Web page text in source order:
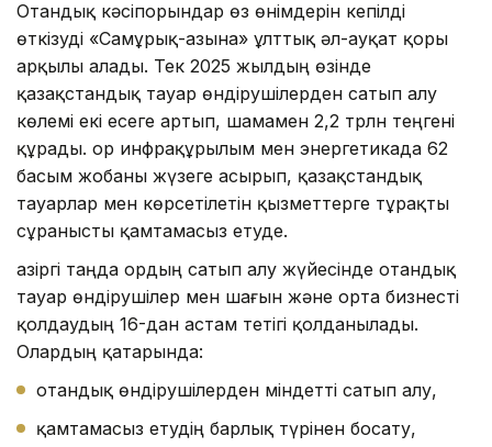
Отандық кәсіпорындар өз өнімдерін кепілді
өткізуді «Самұрық-Қазына» ұлттық әл-ауқат қоры
арқылы алады. Тек 2025 жылдың өзінде
қазақстандық тауар өндірушілерден сатып алу
көлемі екі есеге артып, шамамен 2,2 трлн теңгені
құрады. Қор инфрақұрылым мен энергетикада 62
басым жобаны жүзеге асырып, қазақстандық
тауарлар мен көрсетілетін қызметтерге тұрақты
сұранысты қамтамасыз етуде.
Қазіргі таңда Қордың сатып алу жүйесінде отандық
тауар өндірушілер мен шағын және орта бизнесті
қолдаудың 16-дан астам тетігі қолданылады.
Олардың қатарында:
отандық өндірушілерден міндетті сатып алу,
қамтамасыз етудің барлық түрінен босату,